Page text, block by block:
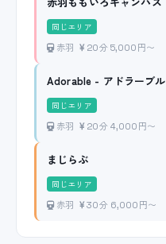
同じエリア
赤羽 20分 5,000円〜
Adorable - アドラーブル
同じエリア
赤羽 20分 4,000円〜
まじらぶ
同じエリア
赤羽 30分 6,000円〜